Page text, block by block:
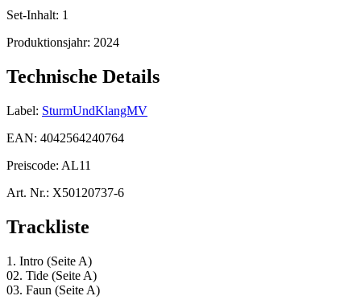
Set-Inhalt: 1
Produktionsjahr: 2024
Technische Details
Label: SturmUndKlangMV
EAN: 4042564240764
Preiscode: AL11
Art. Nr.: X50120737-6
Trackliste
1. Intro (Seite A)
02. Tide (Seite A)
03. Faun (Seite A)